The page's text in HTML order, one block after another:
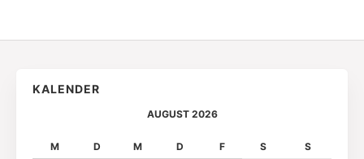
KALENDER
AUGUST 2026
M D M D F S S